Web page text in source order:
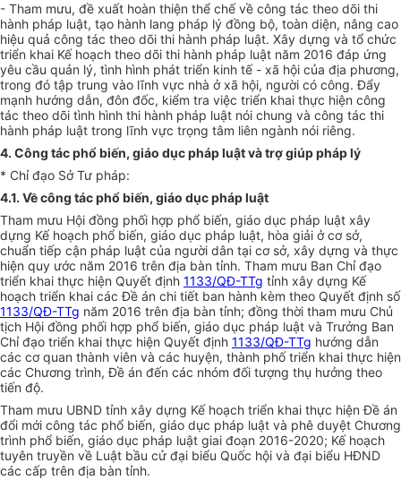
- Tham mưu, đề xuất hoàn thiện thể chế về công tác theo dõi thi
hành pháp luật, tạo hành lang pháp lý đồng bộ, toàn diện, nâng cao
hiệu quả công tác theo dõi thi hành pháp luật. Xây dựng và tổ chức
triển khai Kế hoạch theo dõi thi hành pháp luật năm 2016 đáp ứng
yêu cầu quản lý, tình hình phát triển kinh tế - xã hội của địa phương,
trong đó tập trung vào lĩnh vực nhà ở xã hội, người có công. Đẩy
mạnh hướng dẫn, đôn đốc, kiểm tra việc triển khai thực hiện công
tác theo dõi tình hình thi hành pháp luật nói chung và công tác thi
hành pháp luật trong lĩnh vực trọng tâm liên ngành nói riêng.
4. Công tác phổ biến, giáo dục pháp luật và trợ giúp pháp lý
* Chỉ đạo Sở Tư pháp:
4.1. Về công tác phổ biến, giáo dục pháp luật
Tham mưu Hội đồng phối hợp phổ biến, giáo dục pháp luật xây
dựng Kế hoạch phổ biến, giáo dục pháp luật, hòa giải ở cơ sở,
chuẩn tiếp cận pháp luật của người dân tại cơ sở, xây dựng và thực
hiện quy ước năm 2016 trên địa bàn tỉnh. Tham mưu Ban Chỉ đạo
triển khai thực hiện Quyết định 1133/QĐ-TTg tỉnh xây dựng Kế
hoạch triển khai các Đề án chi tiết ban hành kèm theo Quyết định số
1133/QĐ-TTg năm 2016 trên địa bàn tỉnh; đồng thời tham mưu Chủ
tịch Hội đồng phối hợp phổ biến, giáo dục pháp luật và Trưởng Ban
Chỉ đạo triển khai thực hiện Quyết định 1133/QĐ-TTg hướng dẫn
các cơ quan thành viên và các huyện, thành phố triển khai thực hiện
các Chương trình, Đề án đến các nhóm đối tượng thụ hưởng theo
tiến độ.
Tham mưu UBND tỉnh xây dựng Kế hoạch triển khai thực hiện Đề án
đổi mới công tác phổ biến, giáo dục pháp luật và phê duyệt Chương
trình phổ biến, giáo dục pháp luật giai đoạn 2016-2020; Kế hoạch
tuyên truyền về Luật bầu cử đại biểu Quốc hội và đại biểu HĐND
các cấp trên địa bàn tỉnh.